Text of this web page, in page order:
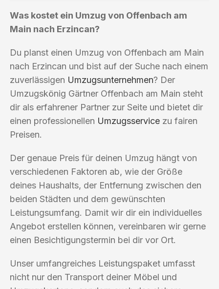
Was kostet ein Umzug von Offenbach am
Main nach Erzincan?
Du planst einen Umzug von Offenbach am Main
nach Erzincan und bist auf der Suche nach einem
zuverlässigen Umzugsunternehmen? Der
Umzugskönig Gärtner Offenbach am Main steht
dir als erfahrener Partner zur Seite und bietet dir
einen professionellen Umzugsservice zu fairen
Preisen.
Der genaue Preis für deinen Umzug hängt von
verschiedenen Faktoren ab, wie der Größe
deines Haushalts, der Entfernung zwischen den
beiden Städten und dem gewünschten
Leistungsumfang. Damit wir dir ein individuelles
Angebot erstellen können, vereinbaren wir gerne
einen Besichtigungstermin bei dir vor Ort.
Unser umfangreiches Leistungspaket umfasst
nicht nur den Transport deiner Möbel und